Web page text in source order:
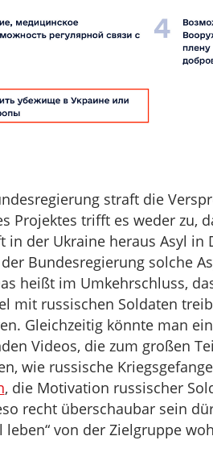
straft die
Projektes trifft es weder zu,
in der Ukraine heraus Asyl in
Bundesregierung solche
heißt im Umkehrschluss,
mit russischen Soldaten
Gleichzeitig könnte man
Videos, die zum großen
wie russische
, die Motivation russischer
recht überschaubar sein
leben“ von der Zielgruppe